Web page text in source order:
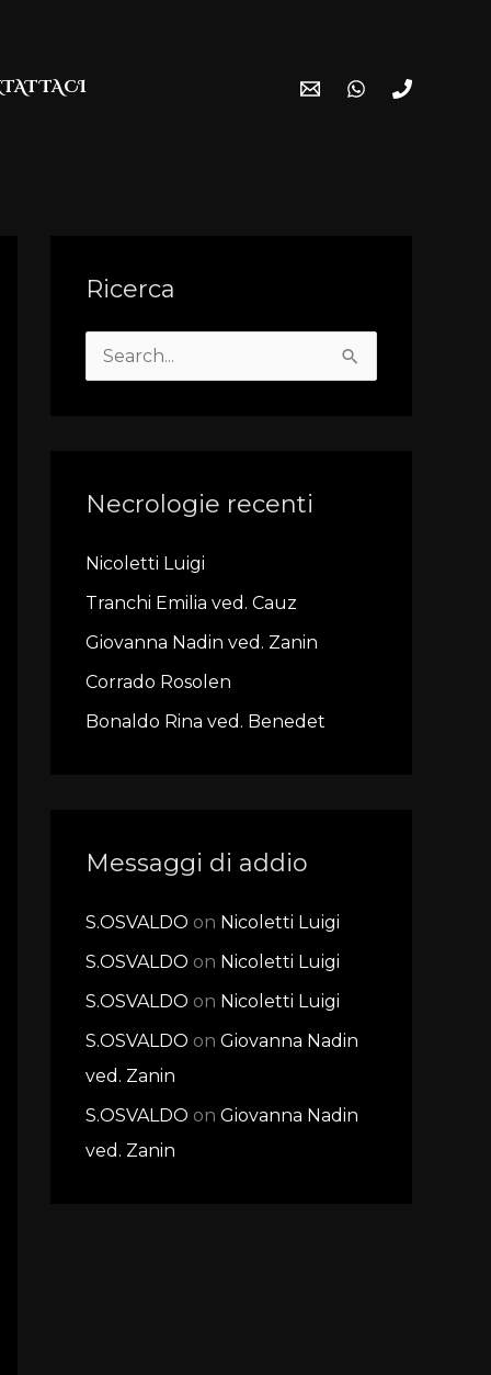
Ricerca
c
f
o
r
:
Necrologie recenti
Nicoletti Luigi
Tranchi Emilia ved. Cauz
Giovanna Nadin ved. Zanin
Corrado Rosolen
Bonaldo Rina ved. Benedet
Messaggi di addio
S.OSVALDO on Nicoletti Luigi
S.OSVALDO on Nicoletti Luigi
S.OSVALDO on Nicoletti Luigi
S.OSVALDO on Giovanna Nadin
ved. Zanin
S.OSVALDO on Giovanna Nadin
ved. Zanin